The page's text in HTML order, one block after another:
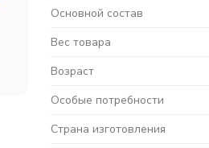
Основной состав
Вес товара
Возраст
Особые потребности
Страна изготовления